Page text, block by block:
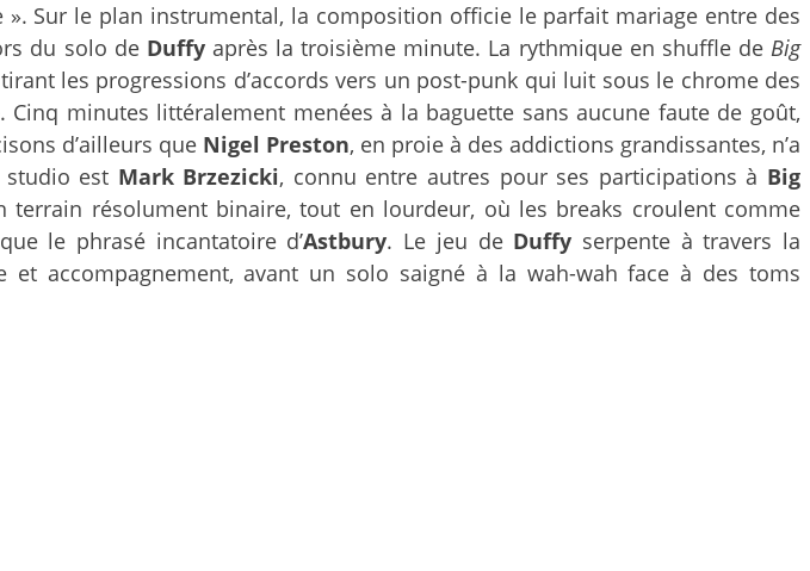
». Sur le plan instrumental, la composition officie le parfait mariage entre des
du solo de Duffyaprès la troisième minute. La rythmique en shuffle deBig
les progressions d’accords vers un post-punk qui luit sous le chrome des
minutes littéralement menées à la baguette sans aucune faute de goût,
d’ailleurs que Nigel Preston, en proie à des addictions grandissantes, n’a
studio est Mark Brzezicki, connu entre autres pour ses participations à Big
résolument binaire, tout en lourdeur, où les breaks croulent comme
le phrasé incantatoire d’Astbury. Le jeu de Duffy serpente à travers la
accompagnement, avant un solo saigné à la wah-wah face à des toms